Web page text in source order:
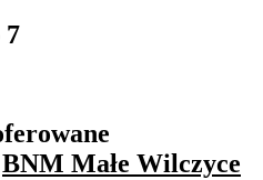
7
BNM Małe Wilczyce